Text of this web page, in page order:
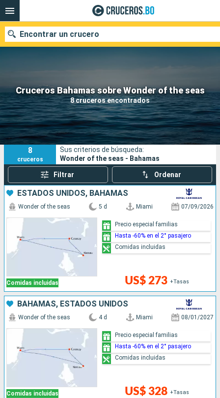
Cruceros Bahamas sobre Wonder of the seas
8 cruceros encontrados
Encontrar un crucero
Nuestros destinos
Fecha de salida
Puertos Compañías
Buscar
8
cruceros
Sus criterios de búsqueda:
Wonder of the seas - Bahamas
Filtrar Ordenar
ESTADOS UNIDOS, BAHAMAS
Comidas incluidas
Wonder of the seas 5 d Miami 07/09/2026
US$ 273 +Tasas
Precio especial familias
Hasta -60% en el 2° pasajero
Comidas incluidas
BAHAMAS, ESTADOS UNIDOS
Comidas incluidas
Wonder of the seas 4 d Miami 08/01/2027
US$ 328 +Tasas
Precio especial familias
Hasta -60% en el 2° pasajero
Comidas incluidas